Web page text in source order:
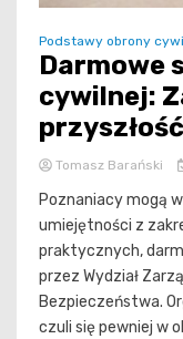
Podstawy obrony
Darmowe
cywilnej:
Tomasz Barański
Poznaniacy mogą
umiejętności z
praktycznych,
przez Wydział
Bezpieczeństwa.
czuli się pewniej w